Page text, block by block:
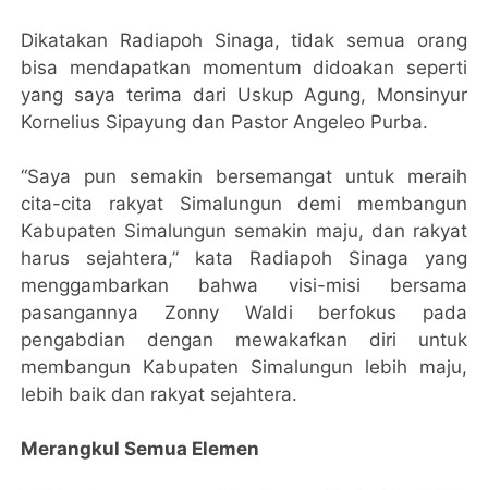
Dikatakan Radiapoh Sinaga, tidak semua orang
bisa mendapatkan momentum didoakan seperti
yang saya terima dari Uskup Agung, Monsinyur
Kornelius Sipayung dan Pastor Angeleo Purba.
“Saya pun semakin bersemangat untuk meraih
cita-cita rakyat Simalungun demi membangun
Kabupaten Simalungun semakin maju, dan rakyat
harus sejahtera,” kata Radiapoh Sinaga yang
menggambarkan bahwa visi-misi bersama
pasangannya Zonny Waldi berfokus pada
pengabdian dengan mewakafkan diri untuk
membangun Kabupaten Simalungun lebih maju,
lebih baik dan rakyat sejahtera.
Merangkul Semua Elemen